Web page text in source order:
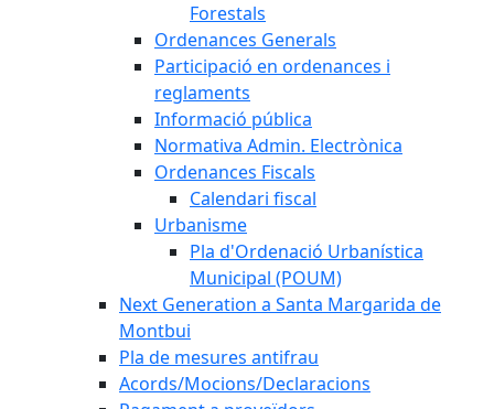
Forestals
Ordenances Generals
Participació en ordenances i
reglaments
Informació pública
Normativa Admin. Electrònica
Ordenances Fiscals
Calendari fiscal
Urbanisme
Pla d'Ordenació Urbanística
Municipal (POUM)
Next Generation a Santa Margarida de
Montbui
Pla de mesures antifrau
Acords/Mocions/Declaracions